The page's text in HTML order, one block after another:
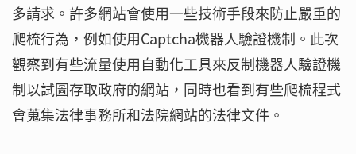
多請求。許多網站會使用一些技術手段來防止嚴重的
爬梳行為，例如使用Captcha機器人驗證機制。此次
觀察到有些流量使用自動化工具來反制機器人驗證機
制以試圖存取政府的網站，同時也看到有些爬梳程式
會蒐集法律事務所和法院網站的法律文件。